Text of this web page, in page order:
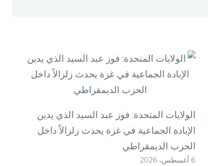
الولايات المتحدة: فوز عبد السيد الذي يدين
الإبادة الجماعية في غزة يحدث زلزالاً داخل
الحزب الديمقراطي
6 أغسطس، 2026